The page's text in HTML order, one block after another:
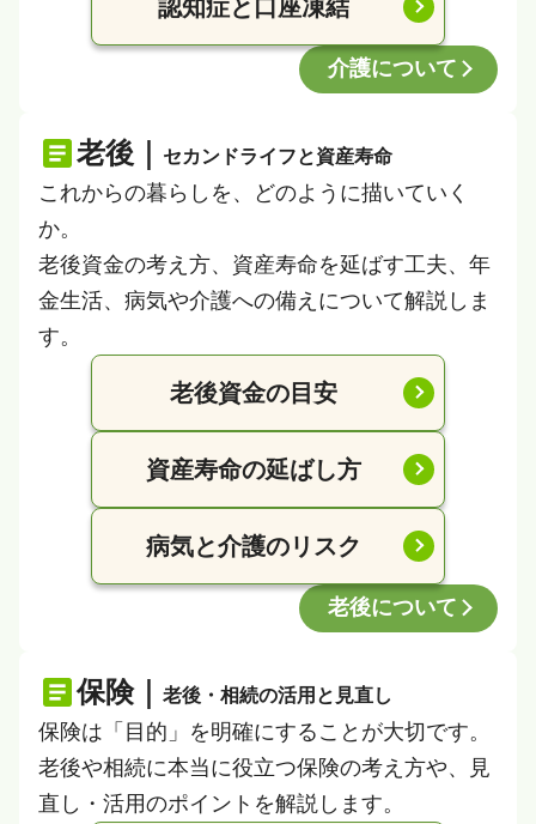
認知症と口座凍結
介護について
老後｜ セカンドライフと資産寿命
これからの暮らしを、どのように描いていく
か。
老後資金の考え方、資産寿命を延ばす工夫、年
金生活、病気や介護への備えについて解説しま
す。
老後資金の目安
資産寿命の延ばし方
病気と介護のリスク
老後について
保険｜ 老後・相続の活用と見直し
保険は「目的」を明確にすることが大切です。
老後や相続に本当に役立つ保険の考え方や、見
直し・活用のポイントを解説します。